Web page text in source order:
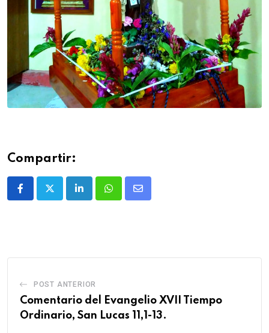
Compartir:
POST ANTERIOR
Comentario del Evangelio XVII Tiempo
Ordinario, San Lucas 11,1-13.